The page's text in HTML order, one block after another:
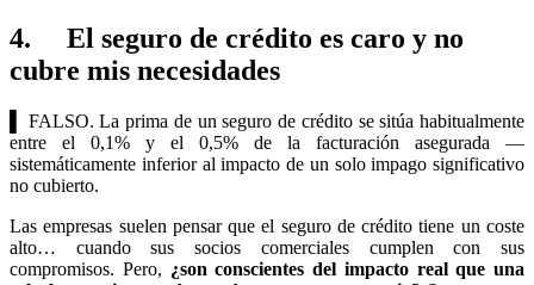
4. El seguro de crédito es caro y no
cubre mis necesidades
FALSO. La prima de un seguro de crédito se sitúa habitualmente
entre el 0,1% y el 0,5% de la facturación asegurada —
sistemáticamente inferior al impacto de un solo impago significativo
no cubierto.
Las empresas suelen pensar que el seguro de crédito tiene un coste
alto… cuando sus socios comerciales cumplen con sus
compromisos. Pero, ¿son conscientes del impacto real que una